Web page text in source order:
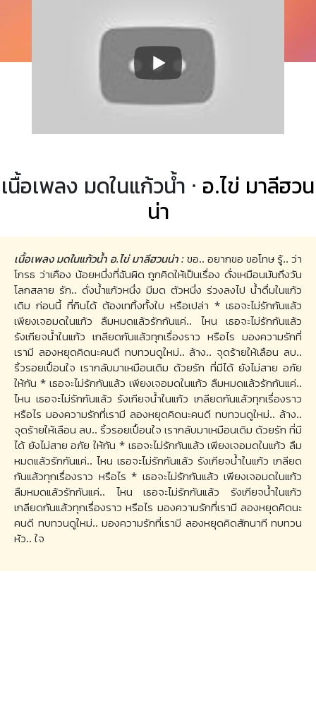
เนื้อเพลง มดในแก้วน้ำ · อ.ไข่ มาลีฮวน
น่า
เนื้อเพลง มดในแก้วน้ำ อ.ไข่ มาลีฮวนน่า : ขอ.. อยากขอ ขอโทษ รู้.. ว่า
โกรธ ว่าเคือง น้อยหนึ่งที่ฉันผิด ถูกคิดให้เป็นเรื่อง ดั่งเหมือนมันถึงวัน
โลกสลาย รัก.. ดั่งน้ำแก้วหนึ่ง มีมด ตัวหนึ่ง ร่วงลงไป น้ำดื่มในแก้ว
เดิม ก่อนนี้ ที่กินได้ ต้องเททิ้งทั้งใบ หรือเปล่า * เธอจะไม่รักกันแล้ว
เพียงเจอมดในแก้ว ลืมหมดแล้วรักกันแค่.. ไหน เธอจะไม่รักกันแล้ว
รังเกียจน้ำในแก้ว เกลียดกันแล้วทุกเรื่องราว หรือไร มองความรักที่
เรามี ลองหยุดคิดนะคนดี ทบทวนดูใหม่.. ล้าง.. จุดร้ายให้เลือน ลบ..
ริ้วรอยเปื้อนใจ เรากลับมาเหมือนเดิม ด้วยรัก ที่มีได้ ยังไม่สาย อภัย
ให้กัน * เธอจะไม่รักกันแล้ว เพียงเจอมดในแก้ว ลืมหมดแล้วรักกันแค่..
ไหน เธอจะไม่รักกันแล้ว รังเกียจน้ำในแก้ว เกลียดกันแล้วทุกเรื่องราว
หรือไร มองความรักที่เรามี ลองหยุดคิดนะคนดี ทบทวนดูใหม่.. ล้าง..
จุดร้ายให้เลือน ลบ.. ริ้วรอยเปื้อนใจ เรากลับมาเหมือนเดิม ด้วยรัก ที่มี
ได้ ยังไม่สาย อภัย ให้กัน * เธอจะไม่รักกันแล้ว เพียงเจอมดในแก้ว ลืม
หมดแล้วรักกันแค่.. ไหน เธอจะไม่รักกันแล้ว รังเกียจน้ำในแก้ว เกลียด
กันแล้วทุกเรื่องราว หรือไร * เธอจะไม่รักกันแล้ว เพียงเจอมดในแก้ว
ลืมหมดแล้วรักกันแค่.. ไหน เธอจะไม่รักกันแล้ว รังเกียจน้ำในแก้ว
เกลียดกันแล้วทุกเรื่องราว หรือไร มองความรักที่เรามี ลองหยุดคิดนะ
คนดี ทบทวนดูใหม่.. มองความรักที่เรามี ลองหยุดคิดสักนาที ทบทวน
หัว.. ใจ